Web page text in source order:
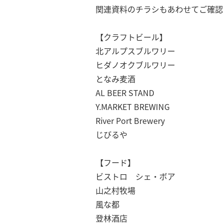
関連資料のチラシもあわせてご確認
【クラフトビール】
北アルプスブルワリー
ヒダノオクブルワリー
となみ麦酒
AL BEER STAND
Y.MARKET BREWING
River Port Brewery
じびるや
【フード】
ビストロ シェ・ボア
山之村牧場
風な都
登林酒店